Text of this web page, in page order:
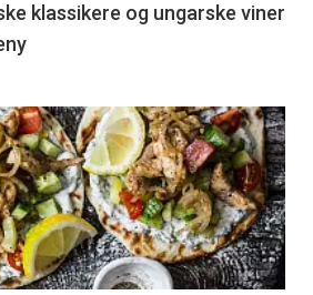
klassikere og ungarske viner